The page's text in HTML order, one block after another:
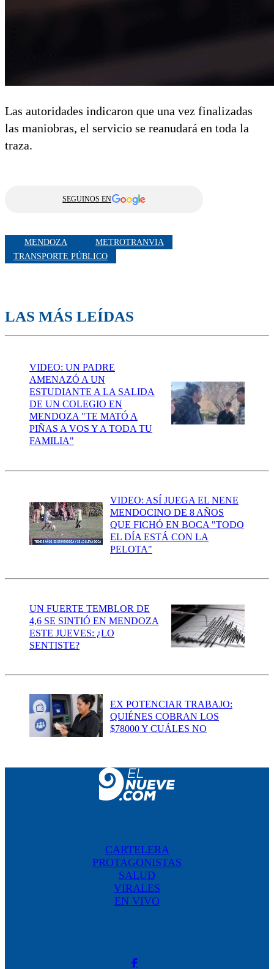
Las autoridades indicaron que una vez finalizadas
las maniobras, el servicio se reanudará en toda la
traza.
SEGUINOS EN
MENDOZA
METROTRANVIA
TRANSPORTE PÚBLICO
LAS MÁS LEÍDAS
VIDEO: UN PADRE
AMENAZÓ A UN
ESTUDIANTE A LA SALIDA
DE UN COLEGIO EN
MENDOZA "TE MATÓ A
PIÑAS A VOS Y A TODA TU
FAMILIA"
VIDEO: ASÍ JUEGA EL NENE
MENDOCINO DE 8 AÑOS
QUE FICHÓ EN BOCA "TODO
EL DÍA ESTÁ CON LA
PELOTA"
UN FUERTE TEMBLOR DE
4,6 SE SINTIÓ EN MENDOZA
ESTE JUEVES: ¿LO
SENTISTE?
EX POTENCIAR TRABAJO:
QUIÉNES COBRAN LOS
$78000 Y CUÁLES NO
CARTELERA
PROTAGONISTAS
SALUD
VIRALES
EN VIVO